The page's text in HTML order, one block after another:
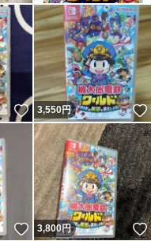
いいね！
3,550円
いいね！
3,800円